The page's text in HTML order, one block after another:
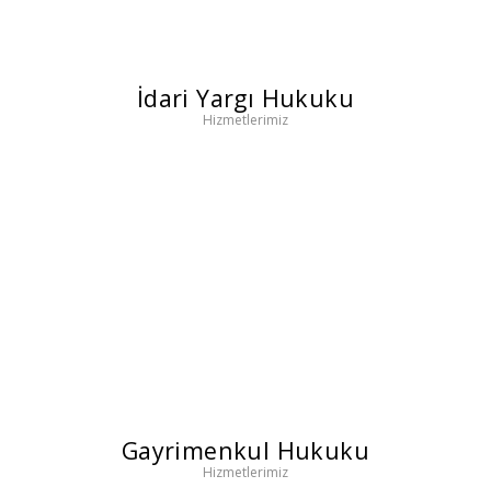
İdari Yargı Hukuku
Hizmetlerimiz
Gayrimenkul Hukuku
Hizmetlerimiz